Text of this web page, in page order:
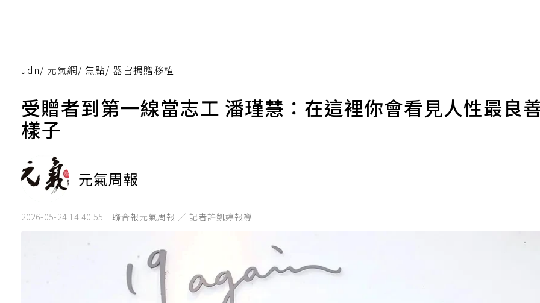
udn/ 元氣網/ 焦點/ 器官捐贈移植
受贈者到第一線當志工 潘瑾慧：在這裡你會看見人性最良
樣子
元氣周報
2026-05-24 14:40:55 聯合報元氣周報 ／ 記者許凱婷報導